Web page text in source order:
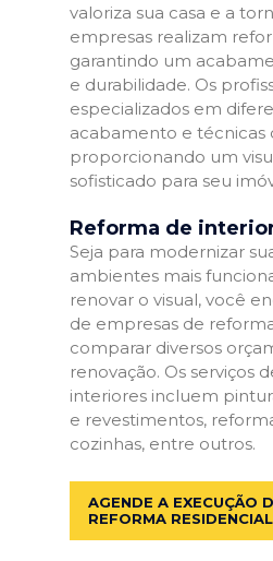
valoriza sua casa e a
empresas realizam
garantindo um
e durabilidade. Os
especializados em
acabamento e técnicas
proporcionando um
sofisticado para seu
Reforma de
Seja para modernizar
ambientes mais
renovar o visual, você
de empresas de
comparar diversos
renovação. Os serviços
interiores incluem
e revestimentos,
cozinhas, entre outros.
AGENDE A EXECUÇÃO
REFORMA RESIDENCIAL